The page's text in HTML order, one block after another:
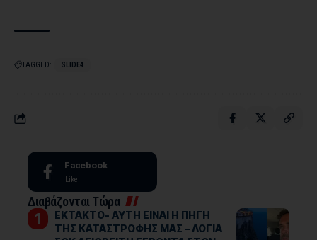
TAGGED: SLIDE4
Facebook
Like
Διαβάζονται Τώρα
ΕΚΤΑΚΤΟ- ΑΥΤΗ ΕΙΝΑΙ Η ΠΗΓΗ
ΤΗΣ ΚΑΤΑΣΤΡΟΦΗΣ ΜΑΣ – ΛΟΓΙΑ